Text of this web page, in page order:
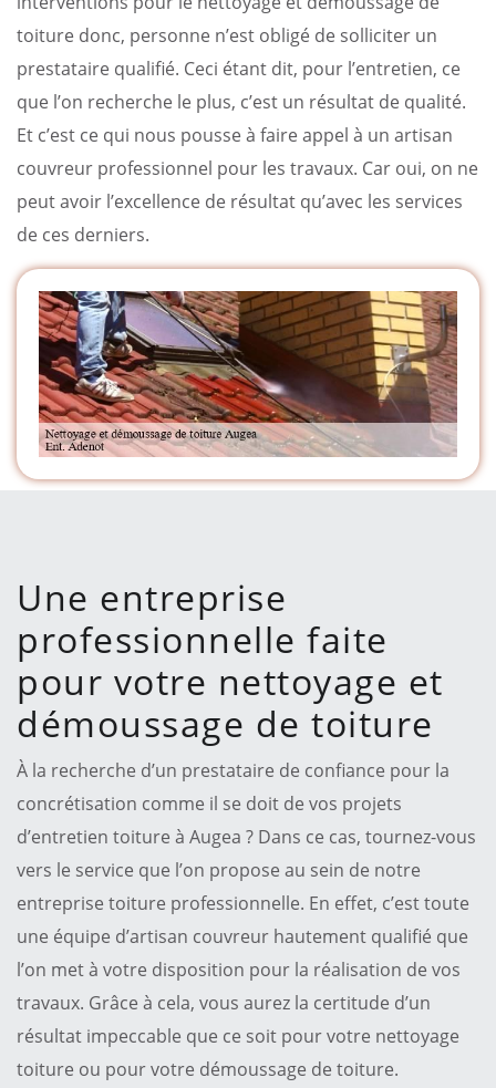
toiture donc, personne n’est obligé de solliciter un
prestataire qualifié. Ceci étant dit, pour l’entretien, ce
que l’on recherche le plus, c’est un résultat de qualité.
Et c’est ce qui nous pousse à faire appel à un artisan
couvreur professionnel pour les travaux. Car oui, on ne
peut avoir l’excellence de résultat qu’avec les services
de ces derniers.
Une entreprise
professionnelle faite
pour votre nettoyage et
démoussage de toiture
À la recherche d’un prestataire de confiance pour la
concrétisation comme il se doit de vos projets
d’entretien toiture à Augea ? Dans ce cas, tournez-vous
vers le service que l’on propose au sein de notre
entreprise toiture professionnelle. En effet, c’est toute
une équipe d’artisan couvreur hautement qualifié que
l’on met à votre disposition pour la réalisation de vos
travaux. Grâce à cela, vous aurez la certitude d’un
résultat impeccable que ce soit pour votre nettoyage
toiture ou pour votre démoussage de toiture.